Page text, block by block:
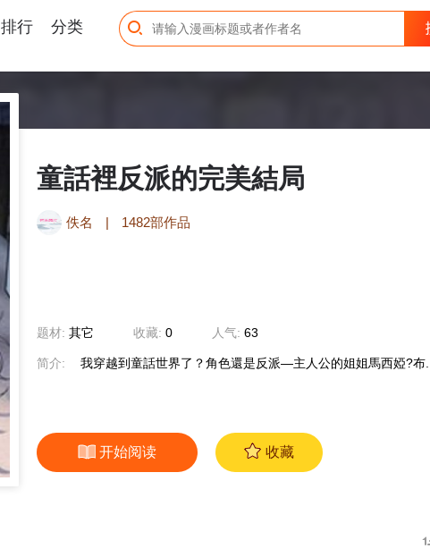
排行 分类
童話裡反派的完美結局
佚名 | 1482部作品
题材: 其它 收藏: 0 人气: 63
简介: 我穿越到童話世界了？角色還是反派—主人公的姐姐馬西婭?布...
开始阅读 收藏